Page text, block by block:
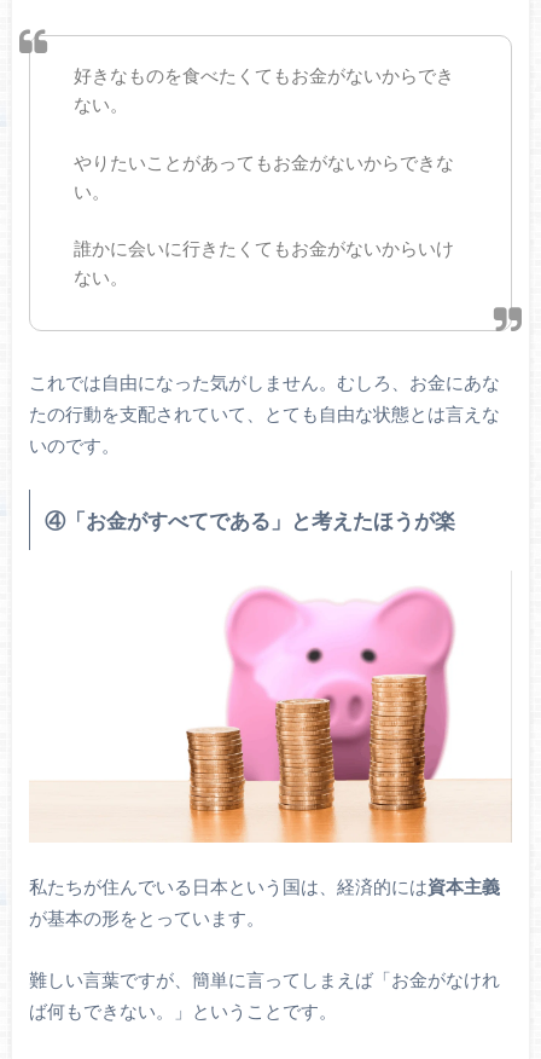
好きなものを食べたくてもお金がないからでき
ない。
やりたいことがあってもお金がないからできな
い。
誰かに会いに行きたくてもお金がないからいけ
ない。
これでは自由になった気がしません。むしろ、お金にあな
たの行動を支配されていて、とても自由な状態とは言えな
いのです。
④「お金がすべてである」と考えたほうが楽
私たちが住んでいる日本という国は、経済的には資本主義
が基本の形をとっています。
難しい言葉ですが、簡単に言ってしまえば「お金がなけれ
ば何もできない。」ということです。